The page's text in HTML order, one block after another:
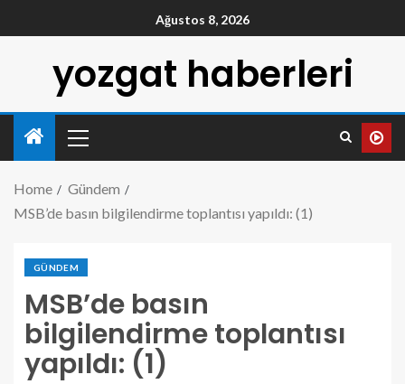
Ağustos 8, 2026
yozgat haberleri
Home
Gündem
MSB’de basın bilgilendirme toplantısı yapıldı: (1)
GÜNDEM
MSB’de basın
bilgilendirme toplantısı
yapıldı: (1)